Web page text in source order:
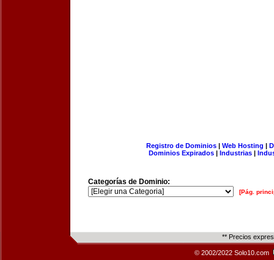
Registro de Dominios| Web Hosting |
Dominios Expirados | Industrias |
Categorías de Dominio:
[Pág.
** Precios
© 2002/2022 Solo10.com